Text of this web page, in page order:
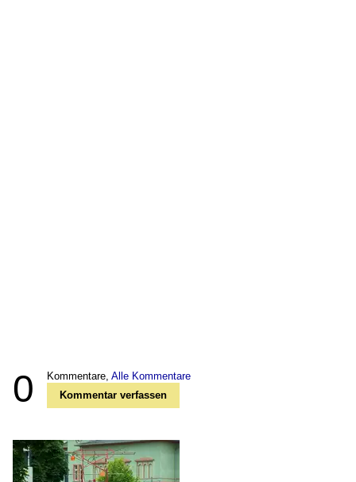
0 Kommentare, Alle Kommentare
Kommentar verfassen